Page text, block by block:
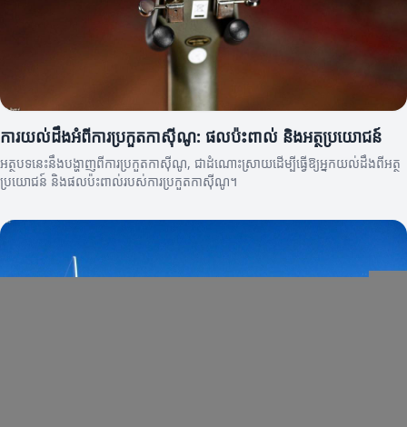
ការយល់ដឹងអំពីការប្រកួតកាស៊ីណូ: ផលប៉ះពាល់ និងអត្ថប្រយោជន៍
អត្ថបទនេះនឹងបង្ហាញពីការប្រកួតកាស៊ីណូ, ជាដំណោះស្រាយដើម្បីធ្វើឱ្យអ្នកយល់ដឹងពីអត្ថ
ប្រយោជន៍ និងផលប៉ះពាល់របស់ការប្រកួតកាស៊ីណូ។